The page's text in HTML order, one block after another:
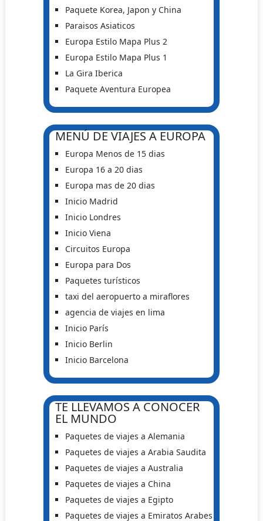
Paquete Korea, Japon y China
Paraisos Asiaticos
Europa Estilo Mapa Plus 2
Europa Estilo Mapa Plus 1
La Gira Iberica
Paquete Aventura Europea
MENÚ DE VIAJES A EUROPA
Europa Menos de 15 dias
Europa 16 a 20 dias
Europa mas de 20 dias
Inicio Madrid
Inicio Londres
Inicio Viena
Circuitos Europa
Europa para Dos
Paquetes turísticos
taxi del aeropuerto a miraflores
agencia de viajes en lima
Inicio París
Inicio Berlin
Inicio Barcelona
TE LLEVAMOS A CONOCER
EL MUNDO
Paquetes de viajes a Alemania
Paquetes de viajes a Arabia Saudita
Paquetes de viajes a Australia
Paquetes de viajes a China
Paquetes de viajes a Egipto
Paquetes de viajes a Emiratos Arabes